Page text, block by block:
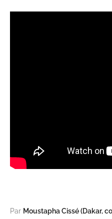
Par Moustapha Cissé (Dakar,